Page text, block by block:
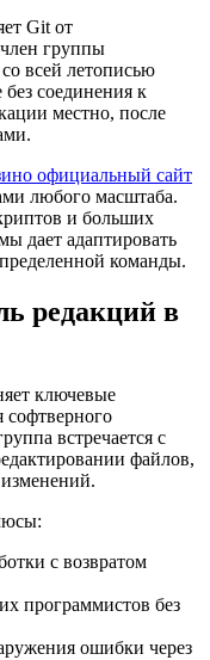
Git от
группы
всей летописью
без соединения к
местно, после
официальный сайт
любого масштаба.
и больших
дает адаптировать
команды.
редакций в
ключевые
софтверного
встречается с
файлов,
с возвратом
программистов без
ошибки через